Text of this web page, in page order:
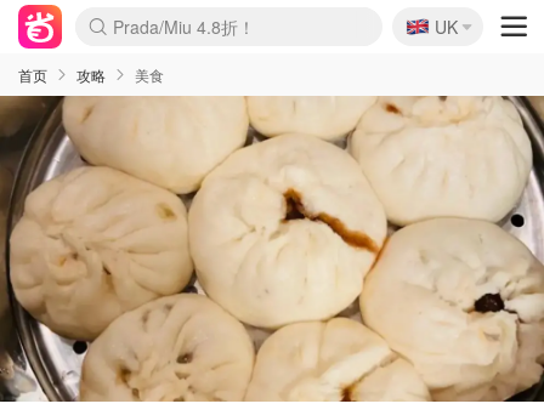
麦卢卡蜂蜜夏促！个位数！
Prada/Miu 4.8折！
啥？必胜客披萨5折！
🇬🇧
UK
首页 攻略 美食